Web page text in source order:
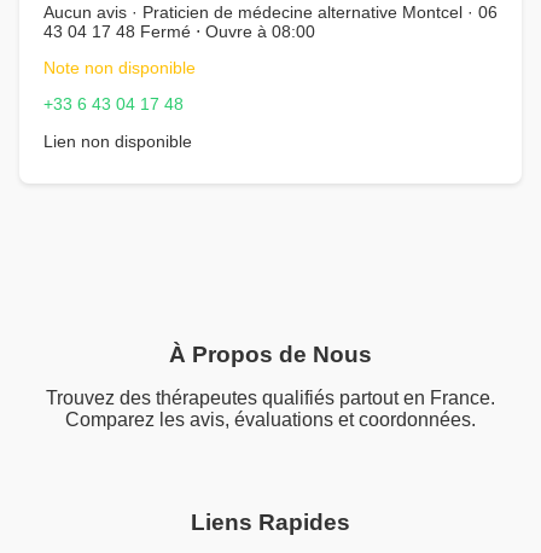
Aucun avis · Praticien de médecine alternative Montcel · 06
43 04 17 48 Fermé ⋅ Ouvre à 08:00
Note non disponible
+33 6 43 04 17 48
Lien non disponible
À Propos de Nous
Trouvez des thérapeutes qualifiés partout en France.
Comparez les avis, évaluations et coordonnées.
Liens Rapides